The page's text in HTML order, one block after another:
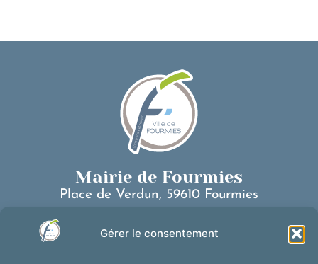
Gérer le consentement
Mairie de Fourmies
Place de Verdun, 59610 Fourmies
Nous contacter